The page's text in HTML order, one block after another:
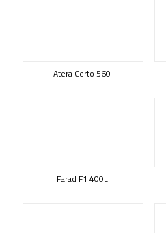
Atera Certo 560
Farad F1 400L